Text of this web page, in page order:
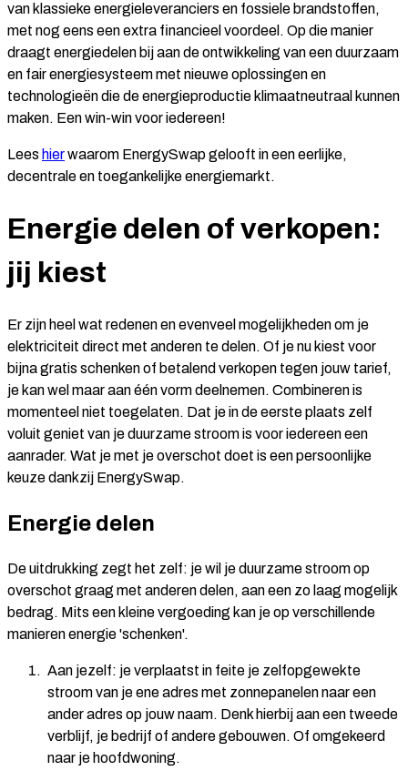
van klassieke energieleveranciers en fossiele brandstoffen,
met nog eens een extra financieel voordeel. Op die manier
draagt energiedelen bij aan de ontwikkeling van een duurzaam
en fair energiesysteem met nieuwe oplossingen en
technologieën die de energieproductie klimaatneutraal kunnen
maken. Een win-win voor iedereen!
Lees hierwaarom EnergySwap gelooft in een eerlijke,
decentrale en toegankelijke energiemarkt.
Energie delen of verkopen:
jij kiest
Er zijn heel wat redenen en evenveel mogelijkheden om je
elektriciteit direct met anderen te delen. Of je nu kiest voor
bijna gratis schenken of betalend verkopen tegen jouw tarief,
je kan wel maar aan één vorm deelnemen. Combineren is
momenteel niet toegelaten. Dat je in de eerste plaats zelf
voluit geniet van je duurzame stroom is voor iedereen een
aanrader. Wat je met je overschot doet is een persoonlijke
keuze dankzij EnergySwap.
Energie delen
De uitdrukking zegt het zelf: je wil je duurzame stroom op
overschot graag met anderen delen, aan een zo laag mogelijk
bedrag. Mits een kleine vergoeding kan je op verschillende
manieren energie 'schenken'.
Aan jezelf: je verplaatst in feite je zelfopgewekte
stroom van je ene adres met zonnepanelen naar een
ander adres op jouw naam. Denk hierbij aan een tweede
verblijf, je bedrijf of andere gebouwen. Of omgekeerd
naar je hoofdwoning.